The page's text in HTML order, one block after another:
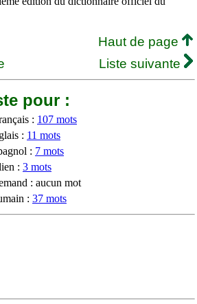
Haut de page
Liste suivante
pour :
: 107 mots
: 11 mots
: 7 mots
: 3 mots
: aucun mot
: 37 mots